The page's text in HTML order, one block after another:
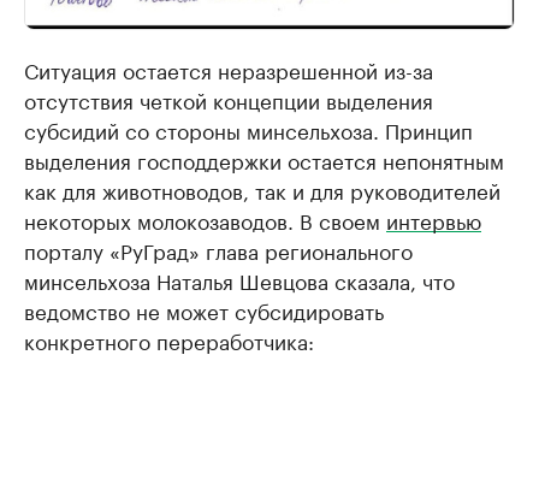
Ситуация остается неразрешенной из-за
отсутствия четкой концепции выделения
субсидий со стороны минсельхоза. Принцип
выделения господдержки остается непонятным
как для животноводов, так и для руководителей
некоторых молокозаводов. В своем интервью
порталу «РуГрад» глава регионального
минсельхоза Наталья Шевцова сказала, что
ведомство не может субсидировать
конкретного переработчика: